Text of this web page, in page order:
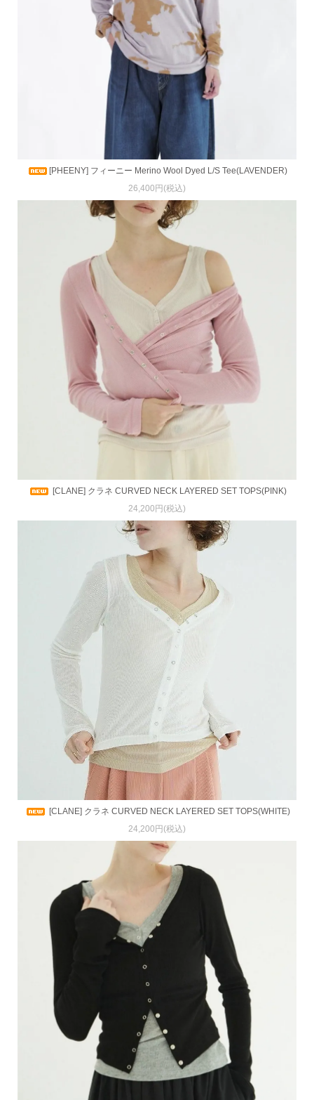
[PHEENY] フィーニー Merino Wool Dyed L/S Tee(LAVENDER)
26,400円(税込)
[CLANE] クラネ CURVED NECK LAYERED SET TOPS(PINK)
24,200円(税込)
[CLANE] クラネ CURVED NECK LAYERED SET TOPS(WHITE)
24,200円(税込)